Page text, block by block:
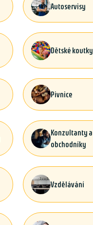
Autoservisy
Dětské koutky
Pivnice
Konzultanty a
obchodníky
Vzdělávání